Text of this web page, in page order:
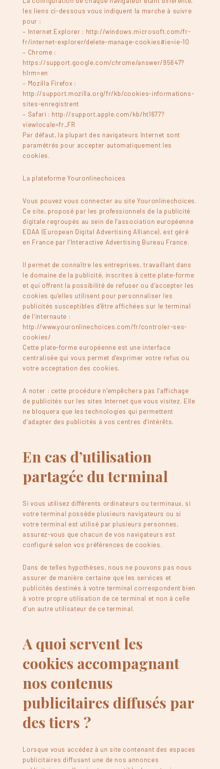
les liens ci-dessous vous indiquent la marche à suivre
pour :
– Internet Explorer : http://windows.microsoft.com/fr-
fr/internet-explorer/delete-manage-cookies#ie=ie-10
– Chrome :
https://support.google.com/chrome/answer/95647?
hlrm=en
– Mozilla Firefox :
http://support.mozilla.org/fr/kb/cookies-informations-
sites-enregistrent
– Safari : http://support.apple.com/kb/ht1677?
viewlocale=fr_FR
Par défaut, la plupart des navigateurs Internet sont
paramétrés pour accepter automatiquement les
cookies.
La plateforme Youronlinechoices
Vous pouvez vous connecter au site Youronlinechoices.
Ce site, proposé par les professionnels de la publicité
digitale regroupés au sein de l’association européenne
EDAA (European Digital Advertising Alliance), est géré
en France par l’Interactive Advertising Bureau France.
Il permet de connaître les entreprises, travaillant dans
le domaine de la publicité, inscrites à cette plate-forme
et qui offrent la possibilité de refuser ou d’accepter les
cookies qu’elles utilisent pour personnaliser les
publicités susceptibles d’être affichées sur le terminal
de l’internaute :
http://www.youronlinechoices.com/fr/controler-ses-
cookies/
Cette plate-forme européenne est une interface
centralisée qui vous permet d’exprimer votre refus ou
votre acceptation des cookies.
A noter : cette procédure n’empêchera pas l’affichage
de publicités sur les sites Internet que vous visitez. Elle
ne bloquera que les technologies qui permettent
d’adapter des publicités à vos centres d’intérêts.
En cas d’utilisation
partagée du terminal
Si vous utilisez différents ordinateurs ou terminaux, si
votre terminal possède plusieurs navigateurs ou si
votre terminal est utilisé par plusieurs personnes,
assurez-vous que chacun de vos navigateurs est
configuré selon vos préférences de cookies.
Dans de telles hypothèses, nous ne pouvons pas nous
assurer de manière certaine que les services et
publicités destinés à votre terminal correspondent bien
à votre propre utilisation de ce terminal et non à celle
d’un autre utilisateur de ce terminal.
A quoi servent les
cookies accompagnant
nos contenus
publicitaires diffusés par
des tiers ?
Lorsque vous accédez à un site contenant des espaces
publicitaires diffusant une de nos annonces